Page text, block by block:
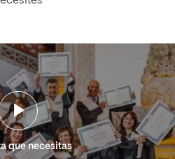
que necesitas